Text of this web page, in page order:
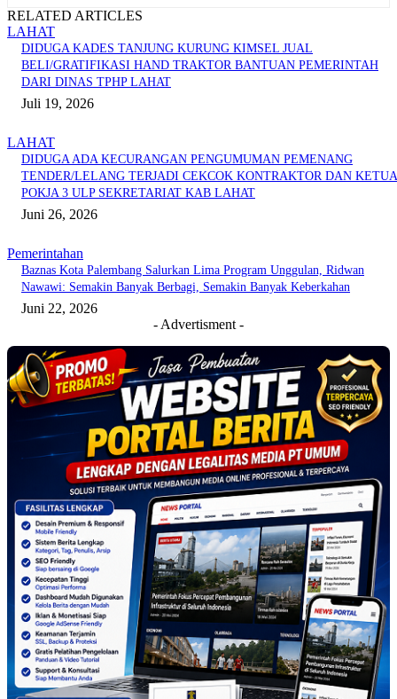
RELATED ARTICLES
LAHAT
DIDUGA KADES TANJUNG KURUNG KIMSEL JUAL
BELI/GRATIFIKASI HAND TRAKTOR BANTUAN PEMERINTAH
DARI DINAS TPHP LAHAT
Juli 19, 2026
LAHAT
DIDUGA ADA KECURANGAN PENGUMUMAN PEMENANG
TENDER/LELANG TERJADI CEKCOK KONTRAKTOR DAN KETUA
POKJA 3 ULP SEKRETARIAT KAB LAHAT
Juni 26, 2026
Pemerintahan
Baznas Kota Palembang Salurkan Lima Program Unggulan, Ridwan
Nawawi: Semakin Banyak Berbagi, Semakin Banyak Keberkahan
Juni 22, 2026
- Advertisment -